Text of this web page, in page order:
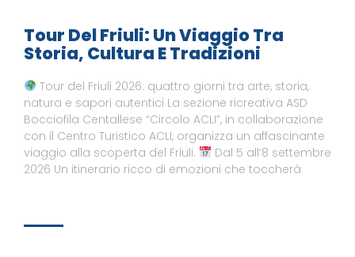
Tour Del Friuli: Un Viaggio Tra
Storia, Cultura E Tradizioni
Tour del Friuli 2026: quattro giorni tra arte, storia,
natura e sapori autentici La sezione ricreativa ASD
Bocciofila Centallese “Circolo ACLI”, in collaborazione
con il Centro Turistico ACLI, organizza un affascinante
viaggio alla scoperta del Friuli.
Dal 5 all’8 settembre
2026 Un itinerario ricco di emozioni che toccherà